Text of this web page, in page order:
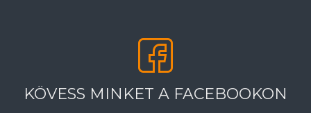
KÖVESS MINKET A FACEBOOKON